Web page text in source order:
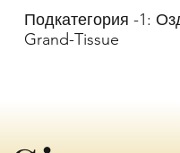
Подкатегория -1:
Grand-Tissue